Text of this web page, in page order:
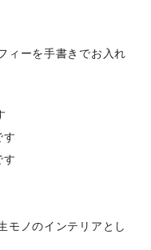
ィーを手書きでお入れ
す
す
モノのインテリアとし